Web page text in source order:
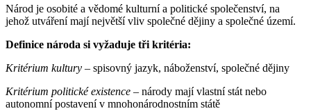
Národ je osobité a vědomé kulturní a politické společenství, na
jehož utváření mají největší vliv společné dějiny a společné území.
Definice národa si vyžaduje tři kritéria:
Kritérium kultury – spisovný jazyk, náboženství, společné dějiny
Kritérium politické existence – národy mají vlastní stát nebo
autonomní postavení v mnohonárodnostním státě